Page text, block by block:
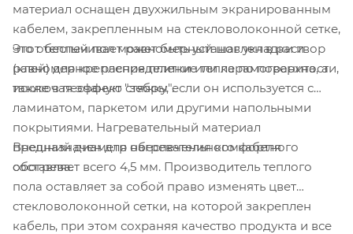
материал оснащен двухжильным экранированным
кабелем, закрепленным на стекловолоконной сетке,
что обеспечивает равномерный шаг укладки и
равномерное распределение тепла по поверхности,
исключая эффект "зебры".
Этот теплый пол может быть установлен в раствор
(клей) для крепления плитки или керамогранита, а
также в песчаную стяжку, если он используется с
ламинатом, паркетом или другими напольными
покрытиями. Нагревательный материал
предназначен для обеспечения комфортного
обогрева.
Внешний диаметр нагревательного кабеля
составляет всего 4,5 мм. Производитель теплого
пола оставляет за собой право изменять цвет
стекловолоконной сетки, на которой закреплен
кабель, при этом сохраняя качество продукта и все